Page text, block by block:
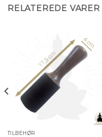
RELATEREDE VARER
TILBEHØR